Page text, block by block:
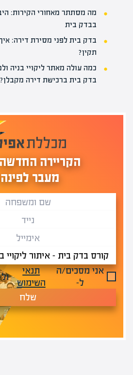
מה מסתתר מאחורי הקירות:
בבדק בית
בדק בית לפני מסירת דירה:
תקין?
כמה עולה מאתר ליקויי בניה
בדק בית ברכישת דירה
הקריירה
מעבר
אני מסכים/ה
ל-
תנאי
השימוש
שלח